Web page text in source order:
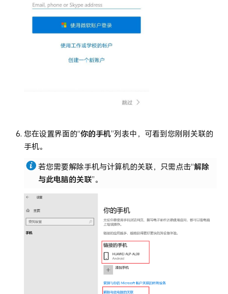
您在设置界面的“你的手机”列表中，可看到您刚刚关联的
手机。
若您需要解除手机与计算机的关联，只需点击“解除
与此电脑的关联”。